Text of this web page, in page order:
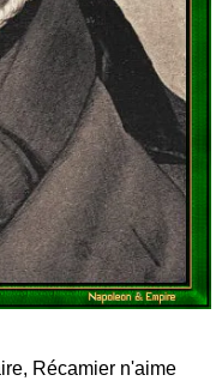
Récamier n'aime